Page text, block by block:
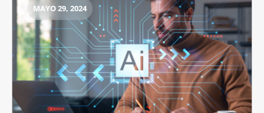
MAYO 29, 2024